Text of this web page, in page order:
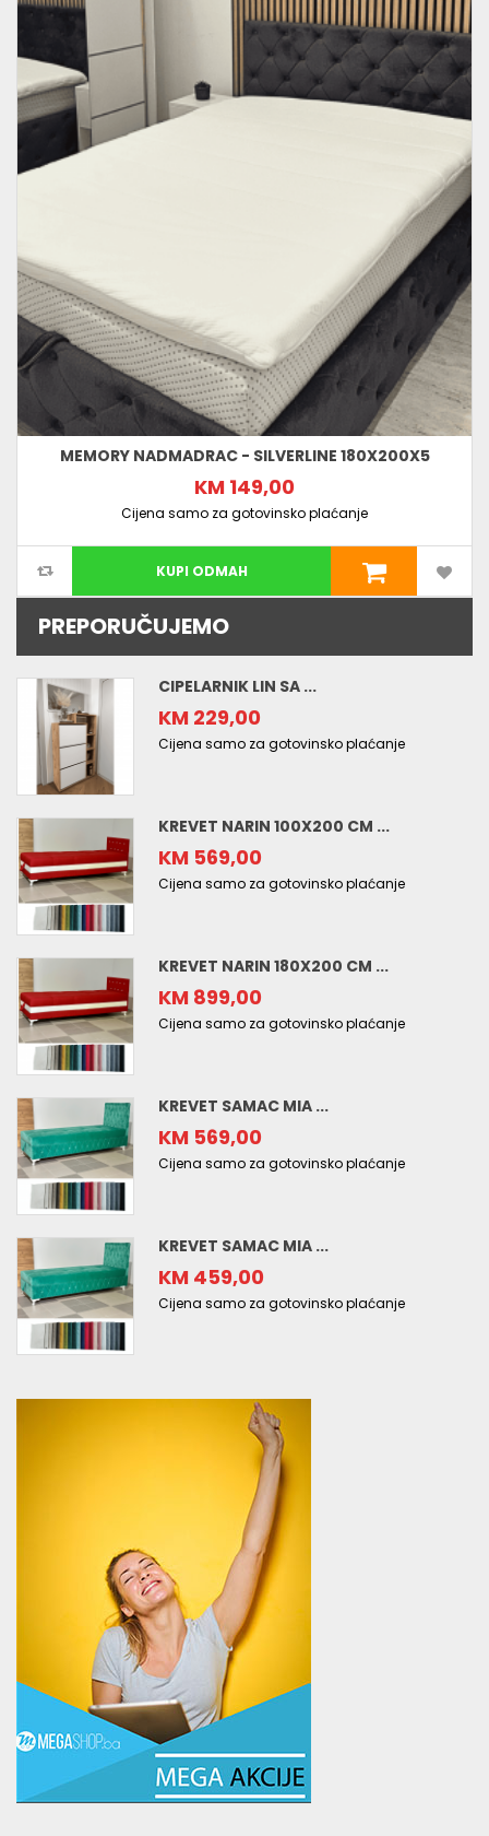
MEMORY NADMADRAC - SILVERLINE 180X200X5
KM 149,00
Cijena samo za gotovinsko plaćanje
KUPI ODMAH
PREPORUČUJEMO
CIPELARNIK LIN SA ...
KM 229,00
Cijena samo za gotovinsko plaćanje
KREVET NARIN 100X200 CM ...
KM 569,00
Cijena samo za gotovinsko plaćanje
KREVET NARIN 180X200 CM ...
KM 899,00
Cijena samo za gotovinsko plaćanje
KREVET SAMAC MIA ...
KM 569,00
Cijena samo za gotovinsko plaćanje
KREVET SAMAC MIA ...
KM 459,00
Cijena samo za gotovinsko plaćanje